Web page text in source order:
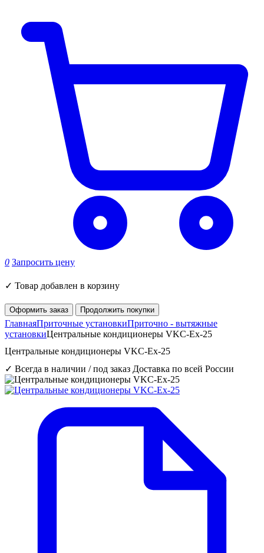
0 Запросить цену
✓ Товар добавлен в корзину
Оформить заказ Продолжить покупки
ГлавнаяПриточные установкиПриточно - вытяжные
установкиЦентральные кондиционеры VKC-Ex-25
Центральные кондиционеры VKC-Ex-25
✓ Всегда в наличии / под заказ Доставка по всей России